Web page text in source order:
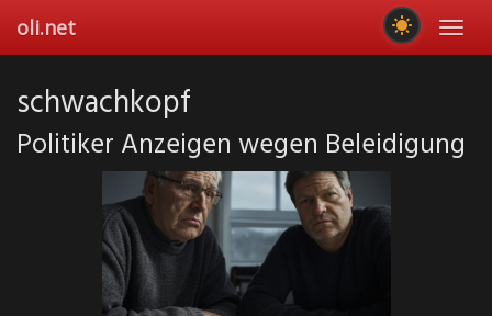
main
oli.net
schwachkopf
Politiker Anzeigen wegen Beleidigung